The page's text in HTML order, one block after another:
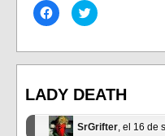
Haz
clic
en
(Se
en
una
nueva)
Haz
clic
en
(Se
en
una
nueva)
LADY DEATH
SrGrifter, el 16 de